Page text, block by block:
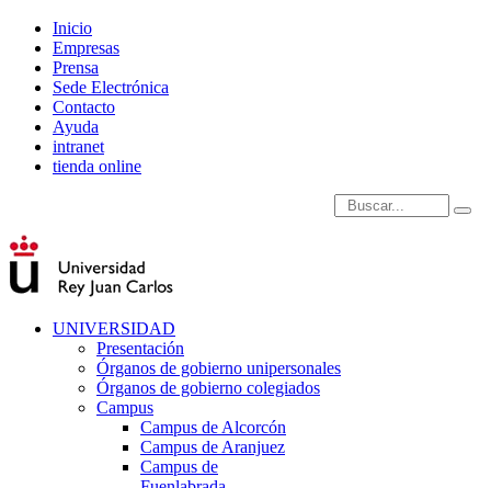
Inicio
Empresas
Prensa
Sede Electrónica
Contacto
Ayuda
intranet
tienda online
Introduce términos de
UNIVERSIDAD
Presentación
Órganos de gobierno unipersonales
Órganos de gobierno colegiados
Campus
Campus de Alcorcón
Campus de Aranjuez
Campus de